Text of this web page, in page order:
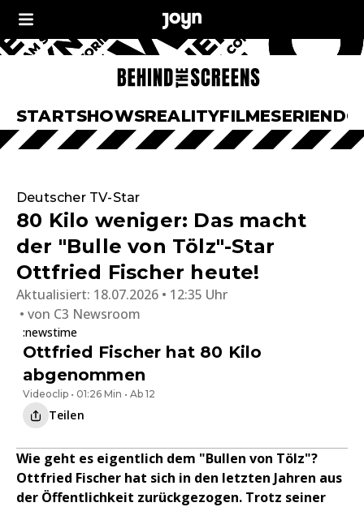
STARTSHOWSREALITYFILMESERIEN
Deutscher TV-Star
80 Kilo weniger: Das macht
der "Bulle von Tölz"-Star
Ottfried Fischer heute!
Aktualisiert: 18.07.2026 • 12:35 Uhr
von C3 Newsroom
:newstime
Ottfried Fischer hat 80 Kilo
abgenommen
Videoclip • 01:26 Min • Ab 12
Teilen
Wie geht es eigentlich dem "Bullen von Tölz"?
Ottfried Fischer hat sich in den letzten Jahren aus
der Öffentlichkeit zurückgezogen. Trotz seiner